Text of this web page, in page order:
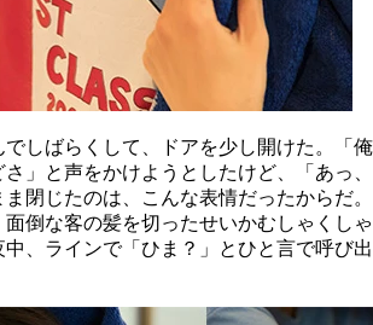
でしばらくして、ドアを少し開けた。「俺
」と声をかけようとしたけど、「あっ、
閉じたのは、こんな表情だったからだ。
倒な客の髪を切ったせいかむしゃくしゃ
中、ラインで「ひま？」とひと言で呼び出